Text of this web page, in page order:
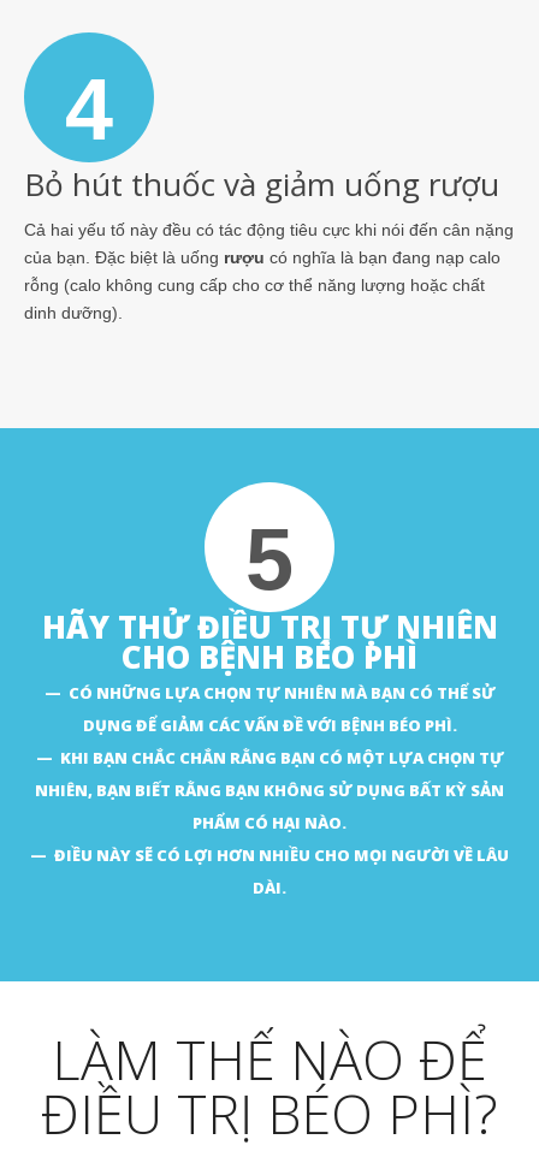
4
Bỏ hút thuốc và giảm uống rượu
Cả hai yếu tố này đều có tác động tiêu cực khi nói đến cân nặng
của bạn. Đặc biệt là uống rượu có nghĩa là bạn đang nạp calo
rỗng (calo không cung cấp cho cơ thể năng lượng hoặc chất
dinh dưỡng).
5
HÃY THỬ ĐIỀU TRỊ TỰ NHIÊN
CHO BỆNH BÉO PHÌ
CÓ NHỮNG LỰA CHỌN TỰ NHIÊN MÀ BẠN CÓ THỂ SỬ
DỤNG ĐỂ GIẢM CÁC VẤN ĐỀ VỚI BỆNH BÉO PHÌ.
KHI BẠN CHẮC CHẮN RẰNG BẠN CÓ MỘT LỰA CHỌN TỰ
NHIÊN, BẠN BIẾT RẰNG BẠN KHÔNG SỬ DỤNG BẤT KỲ SẢN
PHẨM CÓ HẠI NÀO.
ĐIỀU NÀY SẼ CÓ LỢI HƠN NHIỀU CHO MỌI NGƯỜI VỀ LÂU
DÀI.
LÀM THẾ NÀO ĐỂ
ĐIỀU TRỊ BÉO PHÌ?